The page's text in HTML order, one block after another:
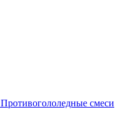
Противогололедные смеси